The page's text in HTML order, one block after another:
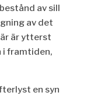
av sill
av d et
är ytterst
i framtiden,
en syn